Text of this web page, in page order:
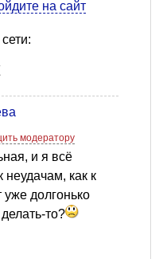
на сайт
модератору
и я всё
как к
долгонько
то?